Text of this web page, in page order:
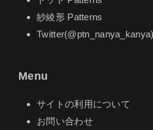
紗綾形 Patterns
Twitter(@ptn_nanya_kanya)
Menu
サイトの利用について
お問い合わせ